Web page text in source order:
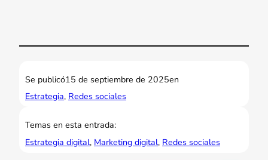
Se publicó15 de septiembre de 2025en
Estrategia, Redes sociales
Temas en esta entrada:
Estrategia digital, Marketing digital, Redes sociales